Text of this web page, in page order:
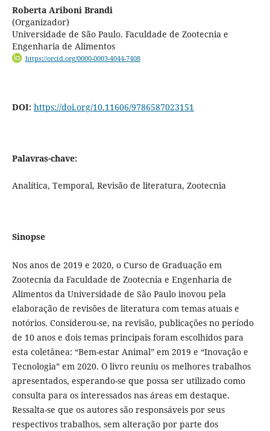
Roberta Ariboni Brandi
(Organizador)
Universidade de São Paulo. Faculdade de Zootecnia e
Engenharia de Alimentos
https://orcid.org/0000-0003-4044-7408
DOI: https://doi.org/10.11606/9786587023151
Palavras-chave:
Analítica, Temporal, Revisão de literatura, Zootecnia
Sinopse
Nos anos de 2019 e 2020, o Curso de Graduação em
Zootecnia da Faculdade de Zootecnia e Engenharia de
Alimentos da Universidade de São Paulo inovou pela
elaboração de revisões de literatura com temas atuais e
notórios. Considerou-se, na revisão, publicações no período
de 10 anos e dois temas principais foram escolhidos para
esta coletânea: “Bem-estar Animal” em 2019 e “Inovação e
Tecnologia” em 2020. O livro reuniu os melhores trabalhos
apresentados, esperando-se que possa ser utilizado como
consulta para os interessados nas áreas em destaque.
Ressalta-se que os autores são responsáveis por seus
respectivos trabalhos, sem alteração por parte dos